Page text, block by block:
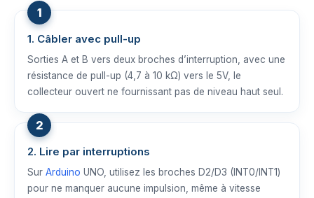
1. Câbler avec pull-up
Sorties A et B vers deux broches d’interruption, avec une
résistance de pull-up (4,7 à 10 kΩ) vers le 5V, le
collecteur ouvert ne fournissant pas de niveau haut seul.
2. Lire par interruptions
Sur Arduino UNO, utilisez les broches D2/D3 (INT0/INT1)
pour ne manquer aucune impulsion, même à vitesse